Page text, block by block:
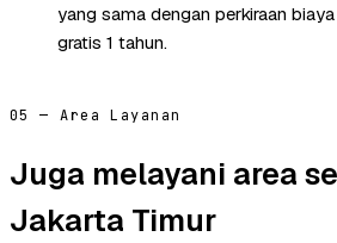
yang sama dengan perkiraan
gratis 1 tahun.
05 — Area Layanan
Juga melayani area
Jakarta Timur